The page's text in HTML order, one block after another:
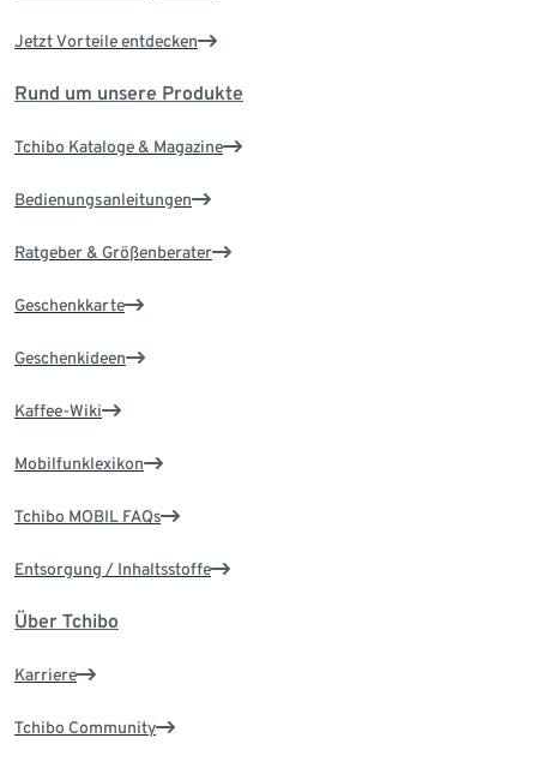
Jetzt Vorteile entdecken
Rund um unsere Produkte
Tchibo Kataloge & Magazine
Bedienungsanleitungen
Ratgeber & Größenberater
Geschenkkarte
Geschenkideen
Kaffee-Wiki
Mobilfunklexikon
Tchibo MOBIL FAQs
Entsorgung / Inhaltsstoffe
Über Tchibo
Karriere
Tchibo Community